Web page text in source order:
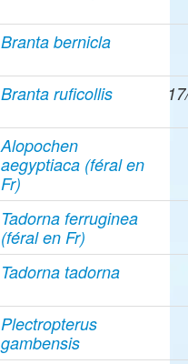
Branta bernicla
Branta ruficollis
Alopochen
aegyptiaca (féral en
Fr)
Tadorna ferruginea
(féral en Fr)
Tadorna tadorna
Plectropterus
gambensis